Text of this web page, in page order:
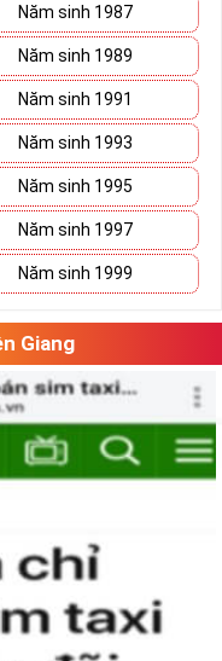
Năm sinh 1987
Năm sinh 1989
Năm sinh 1991
Năm sinh 1993
Năm sinh 1995
Năm sinh 1997
Năm sinh 1999
Giang